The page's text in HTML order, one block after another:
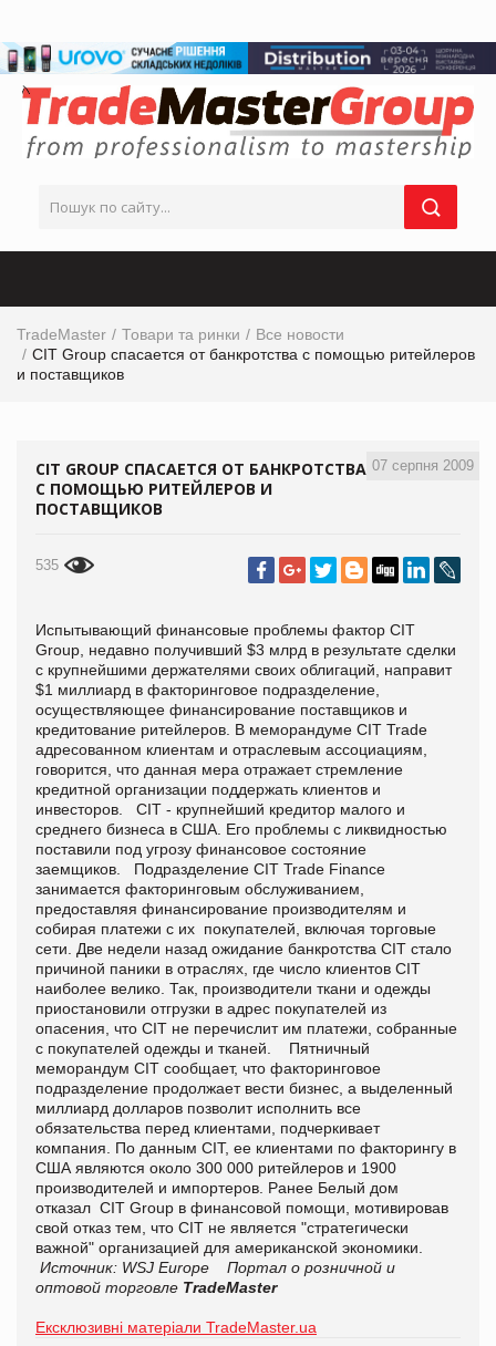
TradeMaster Товари та ринки
Все новости
CIT Group спасается от банкротства с помощью ритейлеров
и поставщиков
07 серпня 2009
CIT GROUP СПАСАЕТСЯ ОТ БАНКРОТСТВА
С ПОМОЩЬЮ РИТЕЙЛЕРОВ И
ПОСТАВЩИКОВ
535
Испытывающий финансовые проблемы фактор CIT
Group, недавно получивший $3 млрд в результате сделки
с крупнейшими держателями своих облигаций, направит
$1 миллиард в факторинговое подразделение,
осуществляющее финансирование поставщиков и
кредитование ритейлеров. В меморандуме CIT Trade
адресованном клиентам и отраслевым ассоциациям,
говорится, что данная мера отражает стремление
кредитной организации поддержать клиентов и
инвесторов. CIT - крупнейший кредитор малого и
среднего бизнеса в США. Его проблемы с ликвидностью
поставили под угрозу финансовое состояние
заемщиков. Подразделение CIT Trade Finance
занимается факторинговым обслуживанием,
предоставляя финансирование производителям и
собирая платежи с их покупателей, включая торговые
сети. Две недели назад ожидание банкротства CIT стало
причиной паники в отраслях, где число клиентов CIT
наиболее велико. Так, производители ткани и одежды
приостановили отгрузки в адрес покупателей из
опасения, что CIT не перечислит им платежи, собранные
с покупателей одежды и тканей. Пятничный
меморандум CIT сообщает, что факторинговое
подразделение продолжает вести бизнес, а выделенный
миллиард долларов позволит исполнить все
обязательства перед клиентами, подчеркивает
компания. По данным CIT, ее клиентами по факторингу в
США являются около 300 000 ритейлеров и 1900
производителей и импортеров. Ранее Белый дом
отказал CIT Group в финансовой помощи, мотивировав
свой отказ тем, что CIT не является "стратегически
важной" организацией для американской экономики.
Источник: WSJ Europe
Портал о розничной и
оптовой торговле TradeMaster
Ексклюзивні матеріали TradeMaster.ua